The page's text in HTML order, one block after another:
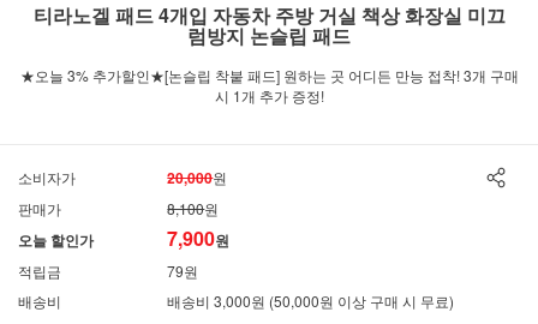
티라노겔 패드 4개입 자동차 주방 거실 책상 화장실 미끄
럼방지 논슬립 패드
★오늘 3% 추가할인★[논슬립 착붙 패드] 원하는 곳 어디든 만능 접착! 3개 구매
시 1개 추가 증정!
소비자가 20,000원
판매가
8,100원
오늘 할인가 7,900원
적립금
79원
배송비
배송비 3,000원 (50,000원 이상 구매 시 무료)